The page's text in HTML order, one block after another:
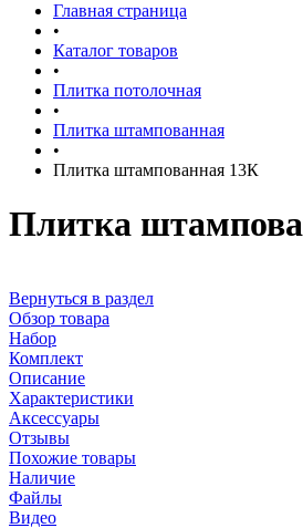
Главная страница
•
Каталог товаров
•
Плитка потолочная
•
Плитка штампованная
•
Плитка штампованная 13К
Плитка
Вернуться в раздел
Обзор товара
Набор
Комплект
Описание
Характеристики
Аксессуары
Отзывы
Похожие товары
Наличие
Файлы
Видео